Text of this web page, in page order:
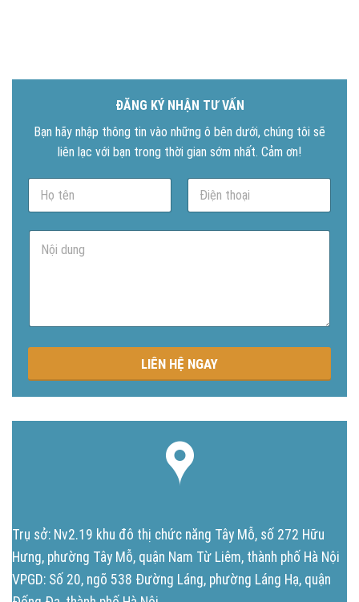
ĐĂNG KÝ NHẬN TƯ VẤN
Bạn hãy nhập thông tin vào những ô bên dưới, chúng tôi sẽ
liên lạc với bạn trong thời gian sớm nhất. Cảm ơn!
N
m
e
P
o
n
N
g
LIÊN HỆ NGAY
Trụ sở: Nv2.19 khu đô thị chức năng Tây Mỗ, số 272 Hữu
Hưng, phường Tây Mỗ, quận Nam Từ Liêm, thành phố Hà Nội
VPGD: Số 20, ngõ 538 Đường Láng, phường Láng Hạ, quận